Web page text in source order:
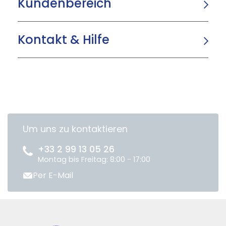
Kontakt & Hilfe
Um uns zu kontaktieren
+33 2 99 13 05 26
Montag bis Freitag: 8:00 - 17:00
Per E-Mail